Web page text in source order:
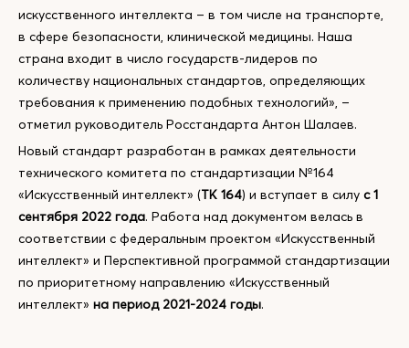
искусственного интеллекта – в том числе на транспорте,
в сфере безопасности, клинической медицины. Наша
страна входит в число государств-лидеров по
количеству национальных стандартов, определяющих
требования к применению подобных технологий», –
отметил руководитель Росстандарта Антон Шалаев.
Новый стандарт разработан в рамках деятельности
технического комитета по стандартизации №164
«Искусственный интеллект» (ТК 164) и вступает в силу с 1
сентября 2022 года. Работа над документом велась в
соответствии с федеральным проектом «Искусственный
интеллект» и Перспективной программой стандартизации
по приоритетному направлению «Искусственный
интеллект» на период 2021-2024 годы.